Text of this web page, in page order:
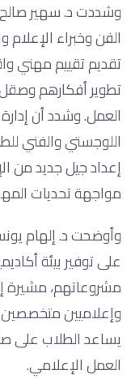
وشددت د. سهير
الفن وخبراء
تقديم تقييم مهني
تطوير أفكارهم
العمل. وشدد أن
اللوجستي والفني
إعداد جيل جديد من
مواجهة تحديات
وأوضحت د. إلهام
على توفير بيئة
مشروعاتهم، مشيرة
وإعلاميين متخصصين
يساعد الطلاب على
العمل الإعلامي.